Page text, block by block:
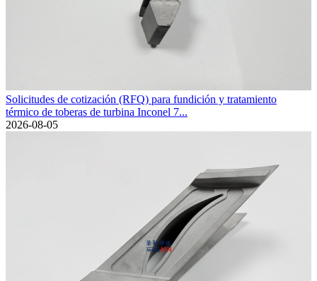
Solicitudes de cotización (RFQ) para fundición y tratamiento
térmico de toberas de turbina Inconel 7...
2026-08-05